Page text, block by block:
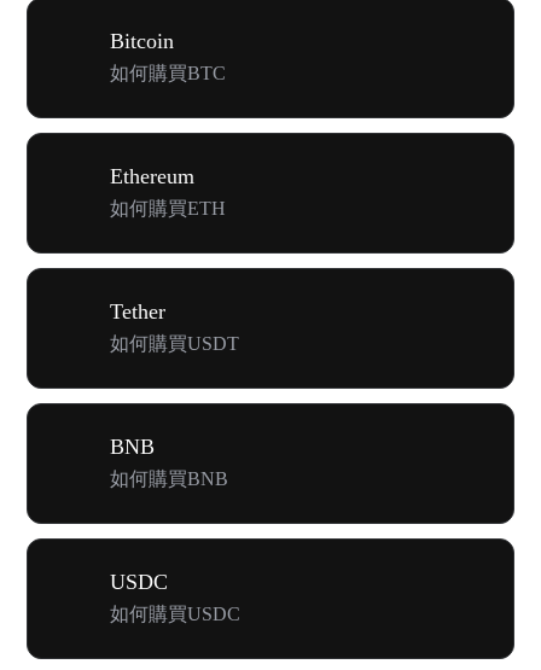
Bitcoin
如何購買BTC
Ethereum
如何購買ETH
Tether
如何購買USDT
BNB
如何購買BNB
USDC
如何購買USDC